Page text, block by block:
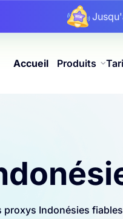
Accueil Produits
Indonésies